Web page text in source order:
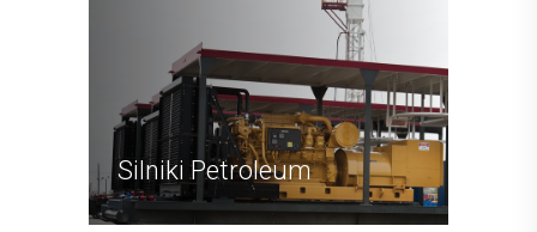
Silniki Petroleum